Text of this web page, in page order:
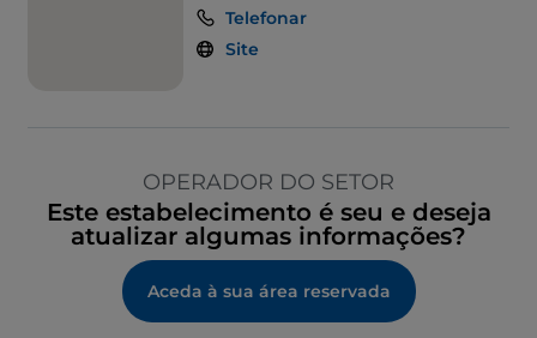
Telefonar
Site
OPERADOR DO SETOR
Este estabelecimento é seu e deseja
atualizar algumas informações?
Aceda à sua área reservada